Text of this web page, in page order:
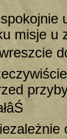
misje u
i